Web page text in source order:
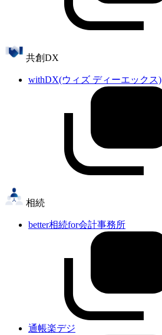
共創DX
withDX(ウィズ ディーエックス)
相続
better相続for会計事務所
通帳楽デジ